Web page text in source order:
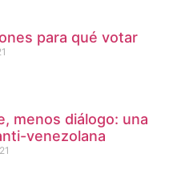
para qué votar
menos diálogo: una
venezolana